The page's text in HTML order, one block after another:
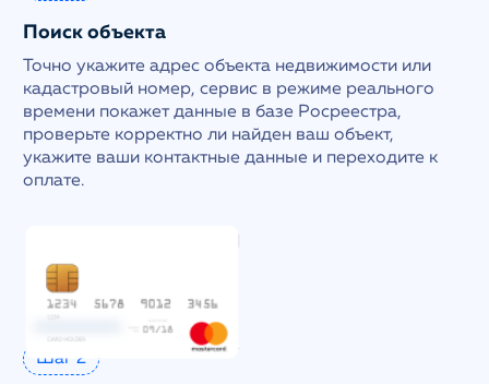
Поиск объекта
Точно укажите адрес объекта недвижимости или
кадастровый номер, сервис в режиме реального
времени покажет данные в базе Росреестра,
проверьте корректно ли найден ваш объект,
укажите ваши контактные данные и переходите к
оплате.
Шаг 2